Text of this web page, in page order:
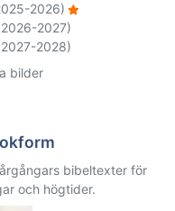
2026)
2027)
2028)
bilder
bibeltexter för
och högtider.